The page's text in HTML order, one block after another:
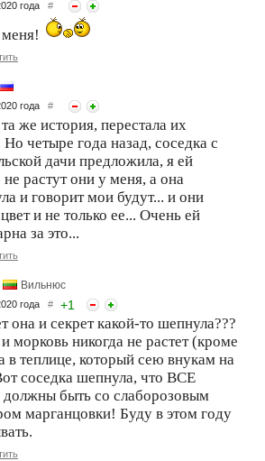
года #
года #
же история, перестала их
Но четыре года назад, соседка с
дачи предложила, я ей
растут они у меня, а она
и говорит мои будут... и они
и не только ее... Очень ей
за это...
Вильнюс
года # +1
она и секрет какой-то шепнула???
морковь никогда не растет (кроме
в теплице, который сею внукам на
соседка шепнула, что ВСЕ
быть со слаборозовым
марганцовки! Буду в этом году